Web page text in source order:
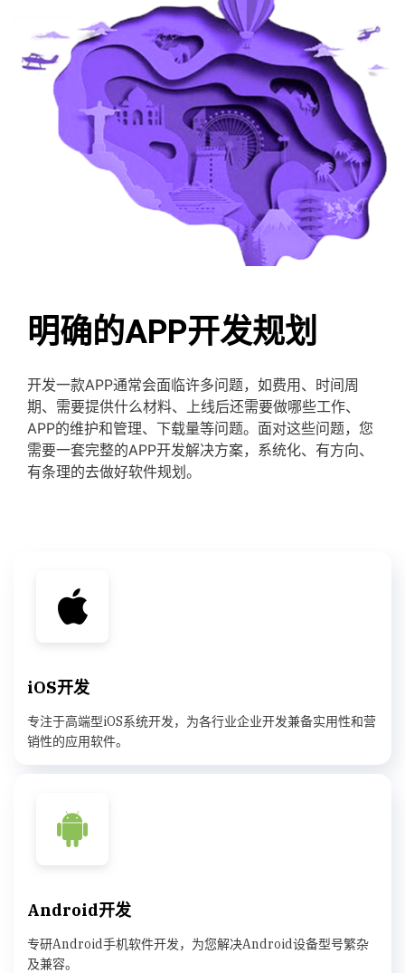
明确的APP开发规划
开发一款APP通常会面临许多问题，如费用、时间周
期、需要提供什么材料、上线后还需要做哪些工作、
APP的维护和管理、下载量等问题。面对这些问题，您
需要一套完整的APP开发解决方案，系统化、有方向、
有条理的去做好软件规划。
iOS开发
专注于高端型iOS系统开发，为各行业企业开发兼备实用性和营
销性的应用软件。
Android开发
专研Android手机软件开发，为您解决Android设备型号繁杂
及兼容。